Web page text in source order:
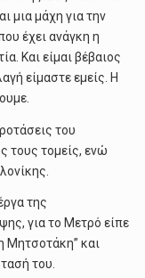
μια μάχη για την
έχει ανάγκη η
Και είμαι βέβαιος
είμαστε εμείς. Η
του
τους τομείς, ενώ
της
για το Μετρό είπε
Μητσοτάκη” και
του.